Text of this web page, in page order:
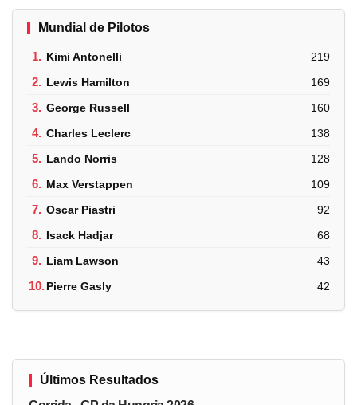
Mundial de Pilotos
1. Kimi Antonelli 219
2. Lewis Hamilton 169
3. George Russell 160
4. Charles Leclerc 138
5. Lando Norris 128
6. Max Verstappen 109
7. Oscar Piastri 92
8. Isack Hadjar 68
9. Liam Lawson 43
10.Pierre Gasly 42
Últimos Resultados